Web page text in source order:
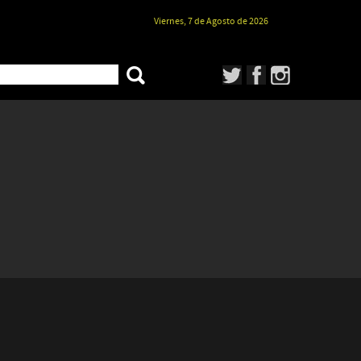
Viernes, 7 de Agosto de 2026